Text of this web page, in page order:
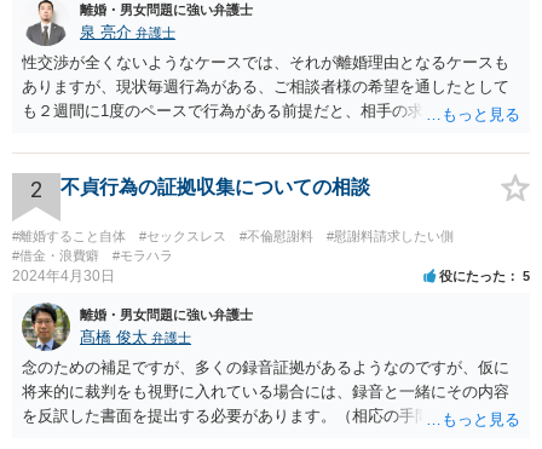
離婚・男女問題に強い弁護士
泉 亮介 弁護士
性交渉が全くないようなケースでは、それが離婚理由となるケースも
ありますが、現状毎週行為がある、ご相談者様の希望を通したとして
も２週間に1度のペースで行為がある前提だと、相手の求めている離婚
れないでしょう。 また、離婚した場合に、相手が今まで通りに生活を
するのであれば大きな違いはありませんが、そうでなくなった場合に
夫婦であれば法的に請求できたものができなくなるというデメリット
があるため、今までと何も変わらないということはないです。
2 不貞行為の証拠収集についての相談
#離婚すること自体 #セックスレス #不倫慰謝料
#慰謝料請求したい側
#借金・浪費癖
#モラハラ
2024年4月30日 役にたった 5
離婚・男女問題に強い弁護士
髙橋 俊太 弁護士
念のための補足ですが、多くの録音証拠があるようなのですが、仮に
将来的に裁判をも視野に入れている場合には、録音と一緒にその内容
を反訳した書面を提出する必要があります。（相応の手間と費用がか